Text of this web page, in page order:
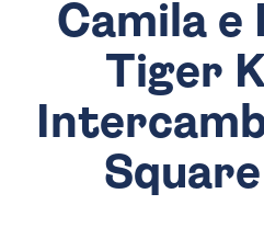
Camila e
Tiger